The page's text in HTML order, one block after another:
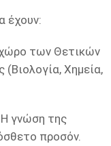
έχουν:
των Θετικών
Χημεία,
γνώση της
προσόν.